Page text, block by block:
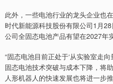
此外，一些电池行业的龙头企业也
时代新能源科技股份有限公司1月
公司全固态电池产品有望在2027年
“固态电池目前正处于‘从实验室走
固态电池技术突破与成本下降，将
人形机器人的快速发展也将进一步